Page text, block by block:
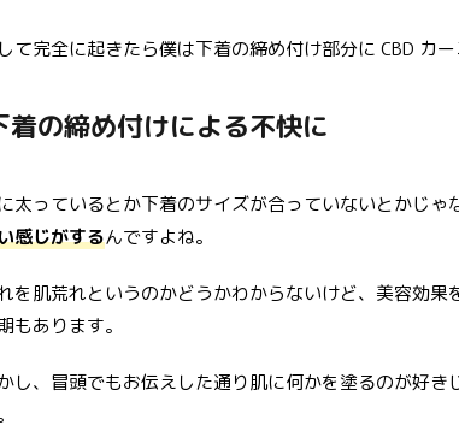
て完全に起きたら僕は下着の締め付け部分に CBD カー
着の締め付けによる不快に
太っているとか下着のサイズが合っていないとかじゃ
感じがするんですよね。
を肌荒れというのかどうかわからないけど、美容効
もあります。
し、冒頭でもお伝えした通り肌に何かを塗るのが好き